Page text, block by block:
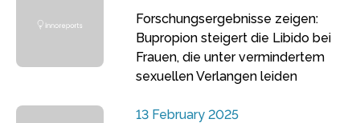
Forschungsergebnisse zeigen:
Bupropion steigert die Libido bei
Frauen, die unter vermindertem
sexuellen Verlangen leiden
13 February 2025